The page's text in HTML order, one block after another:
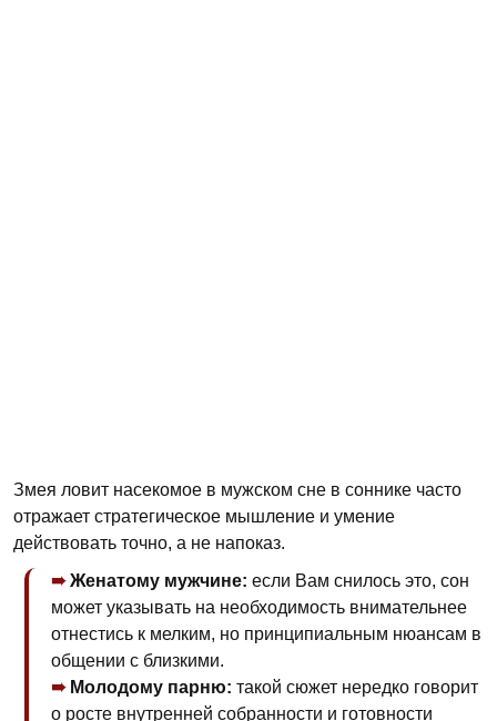
Змея ловит насекомое в мужском сне в соннике часто
отражает стратегическое мышление и умение
действовать точно, а не напоказ.
Женатому мужчине: если Вам снилось это, сон
может указывать на необходимость внимательнее
отнестись к мелким, но принципиальным нюансам в
общении с близкими.
Молодому парню: такой сюжет нередко говорит
о росте внутренней собранности и готовности